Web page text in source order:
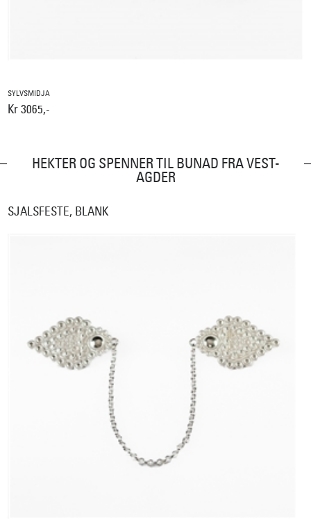
SYLVSMIDJA
Kr 3065,-
HEKTER OG SPENNER TIL BUNAD FRA VEST-
AGDER
SJALSFESTE, BLANK